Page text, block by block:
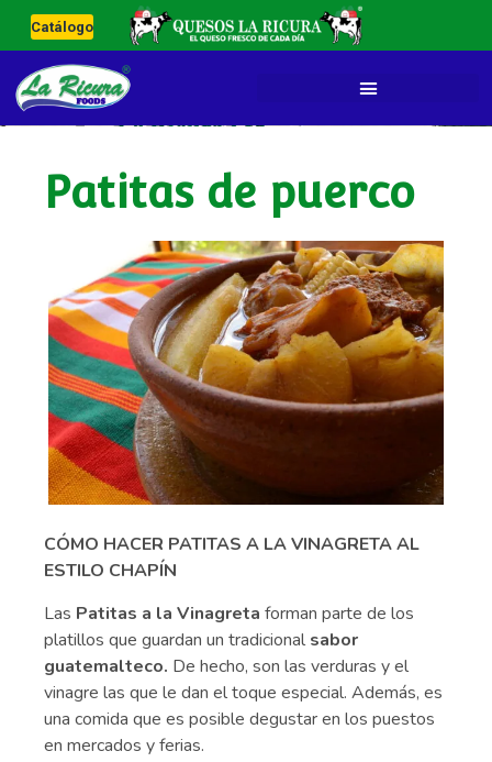
Catálogo
Patitas de puerco
CÓMO HACER PATITAS A LA VINAGRETA AL
ESTILO CHAPÍN
Las Patitas a la Vinagreta forman parte de los
platillos que guardan un tradicional sabor
guatemalteco. De hecho, son las verduras y el
vinagre las que le dan el toque especial. Además, es
una comida que es posible degustar en los puestos
en mercados y ferias.